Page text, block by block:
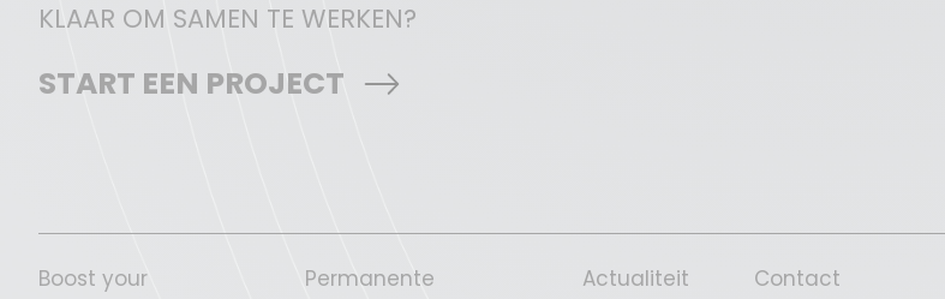
KLAAR OM SAMEN TE WERKEN?
START EEN PROJECT
Boost your
Permanente
Actualiteit Contact